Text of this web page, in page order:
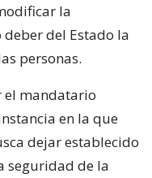
la
del Estado la
personas.
el mandatario
en la que
dejar establecido
seguridad de la